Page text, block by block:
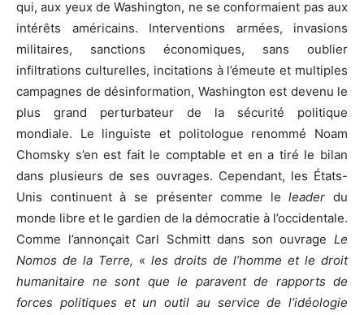
qui, aux yeux de Washington, ne se conformaient pas aux
intérêts américains. Interventions armées, invasions
militaires, sanctions économiques, sans oublier
infiltrations culturelles, incitations à l’émeute et multiples
campagnes de désinformation, Washington est devenu le
plus grand perturbateur de la sécurité politique
mondiale. Le linguiste et politologue renommé Noam
Chomsky s’en est fait le comptable et en a tiré le bilan
dans plusieurs de ses ouvrages. Cependant, les États-
Unis continuent à se présenter comme leleader du
monde libre et le gardien de la démocratie à l’occidentale.
Comme l’annonçait Carl Schmitt dans son ouvrage Le
Nomos de la Terre, « les droits de l’homme et le droit
humanitaire ne sont que le paravent de rapports de
forces politiques et un outil au service de l’idéologie